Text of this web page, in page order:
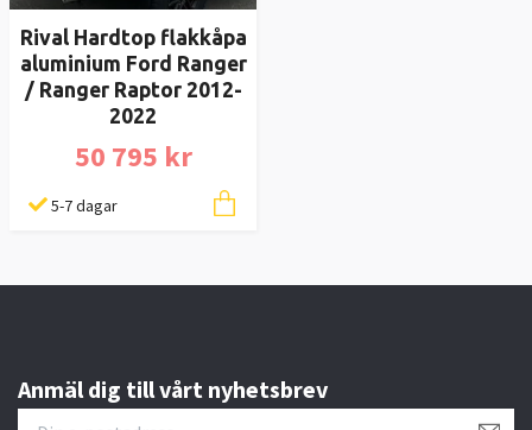
Rival Hardtop flakkåpa
aluminium Ford Ranger
/ Ranger Raptor 2012-
2022
50 795 kr
5-7 dagar
Anmäl dig till vårt nyhetsbrev